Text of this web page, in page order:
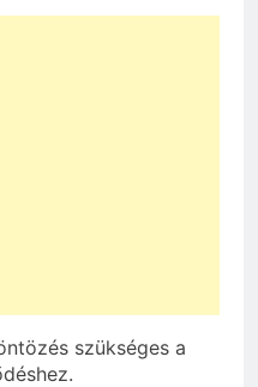
szükséges a